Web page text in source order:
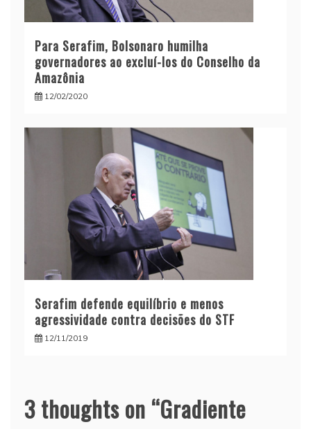
Para Serafim, Bolsonaro humilha
governadores ao excluí-los do Conselho da
Amazônia
12/02/2020
Serafim defende equilíbrio e menos
agressividade contra decisões do STF
12/11/2019
3 thoughts on “Gradiente